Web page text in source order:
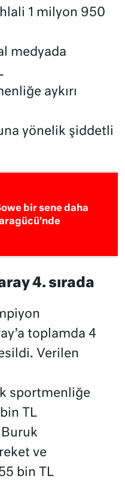
1 milyon 950
medyada
aykırı
yönelik şiddetli
bir sene daha
4. sırada
toplamda 4
Verilen
sportmenliğe
TL
ve
bin TL